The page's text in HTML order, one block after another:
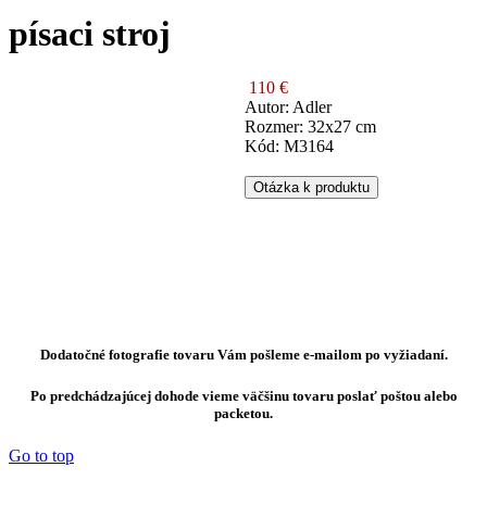
písaci stroj
110 €
Autor: Adler
Rozmer: 32x27 cm
Kód: M3164
Otázka k produktu
Dodatočné fotografie tovaru Vám pošleme e-mailom po vyžiadaní.
Po predchádzajúcej dohode vieme väčšinu tovaru poslať poštou alebo
packetou.
Go to top